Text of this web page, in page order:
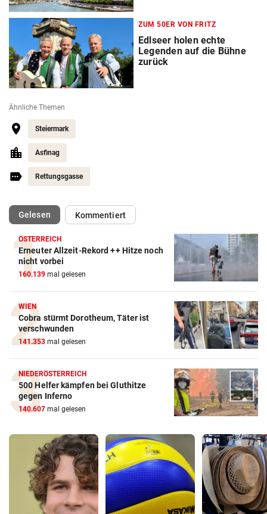
ZUM 50ER VON FRITZ
Edlseer holen echte
Legenden auf die Bühne
zurück
Ähnliche Themen
Steiermark
Asfinag
Rettungsgasse
Gelesen(ausgewählt)Kommentiert
ÖSTERREICH
Erneuter Allzeit-Rekord ++ Hitze noch
nicht vorbei
160.139 mal gelesen
WIEN
Cobra stürmt Dorotheum, Täter ist
verschwunden
141.353 mal gelesen
NIEDERÖSTERREICH
500 Helfer kämpfen bei Gluthitze
gegen Inferno
140.607 mal gelesen